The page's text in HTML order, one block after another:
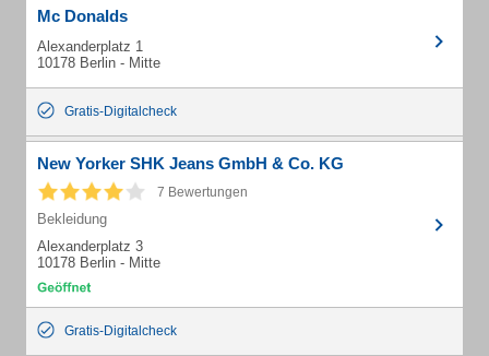
Mc Donalds
Alexanderplatz 1
10178 Berlin - Mitte
Gratis-Digitalcheck
New Yorker SHK Jeans GmbH & Co. KG
7 Bewertungen
Bekleidung
Alexanderplatz 3
10178 Berlin - Mitte
Gratis-Digitalcheck